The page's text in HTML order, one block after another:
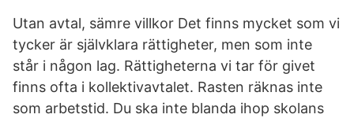
Utan avtal, sämre villkor Det finns mycket som vi
tycker är självklara rättigheter, men som inte
står i någon lag. Rättigheterna vi tar för givet
finns ofta i kollektivavtalet. Rasten räknas inte
som arbetstid. Du ska inte blanda ihop skolans